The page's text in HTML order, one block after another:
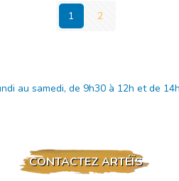
1 2
au samedi, de 9h30 à 12h et de
CONTACTEZ ARTÉÏS